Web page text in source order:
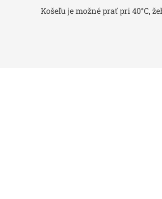
Košeľu je možné prať pri 40°C,